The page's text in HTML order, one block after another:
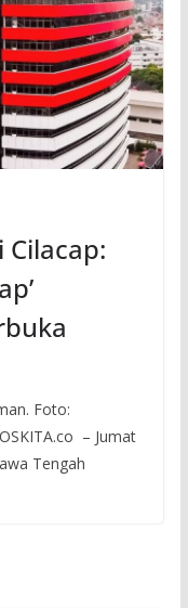
Foto:
– Jumat
Tengah